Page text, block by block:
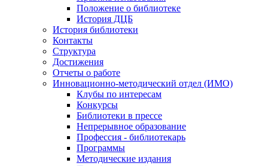
Положение о библиотеке
История ДЦБ
История библиотеки
Контакты
Структура
Достижения
Отчеты о работе
Инновационно-методический отдел (ИМО)
Клубы по интересам
Конкурсы
Библиотеки в прессе
Непрерывное образование
Профессия - библиотекарь
Программы
Методические издания